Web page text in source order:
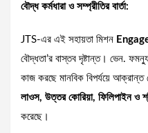
বৌদ্ধ কর্মধারা ও সম্প্রীতির বার্তা:
JTS-এর এই সহায়তা মিশন
বৌদ্ধতা’র বাস্তব দৃষ্টান্ত। ভেন.
কাজ করছে মানবিক বিপর্যয়ে
লাওস, উত্তর কোরিয়া, ফিলিপাইন ও
করেছে।